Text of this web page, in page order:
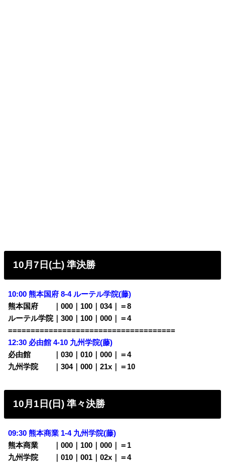
10月7日(土) 準決勝
10:00 熊本国府 8-4 ルーテル学院(藤)
熊本国府 ｜000｜100｜034｜＝8
ルーテル学院｜300｜100｜000｜＝4
=====================================
12:30 必由館 4-10 九州学院(藤)
必由館 ｜030｜010｜000｜＝4
九州学院 ｜304｜000｜21x｜＝10
10月1日(日) 準々決勝
09:30 熊本商業 1-4 九州学院(藤)
熊本商業 ｜000｜100｜000｜＝1
九州学院 ｜010｜001｜02x｜＝4